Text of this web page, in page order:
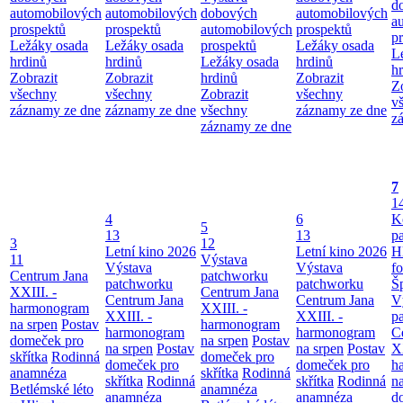
automobilových
prospektů
Ležáky osada
hrdinů
Zobrazit
všechny
záznamy ze dne
automobilových
prospektů
Ležáky osada
hrdinů
Zobrazit
všechny
záznamy ze dne
dobových
automobilových
prospektů
Ležáky osada
hrdinů
Zobrazit
všechny
záznamy ze dne
automobilových
prospektů
Ležáky osada
hrdinů
Zobrazit
všechny
záznamy ze dne
3
11
Centrum Jana
XXIII. -
harmonogram
na srpen Postav
domeček pro
skřítka Rodinná
anamnéza
Betlémské léto
4
13
Letní kino 2026
Výstava
patchworku
Centrum Jana
XXIII. -
harmonogram
na srpen Postav
domeček pro
skřítka Rodinná
anamnéza
5
12
Výstava
patchworku
Centrum Jana
XXIII. -
harmonogram
na srpen Postav
domeček pro
skřítka Rodinná
anamnéza
6
13
Letní kino 2026
Výstava
patchworku
Centrum Jana
XXIII. -
harmonogram
na srpen Postav
domeček pro
skřítka Rodinná
anamnéza
7